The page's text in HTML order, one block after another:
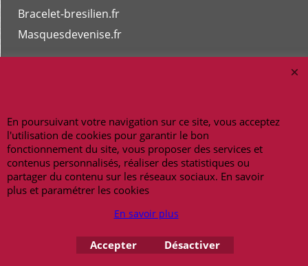
Bracelet-bresilien.fr
Masquesdevenise.fr
Copyright 2026 - amulettes.fr
En poursuivant votre navigation sur ce site, vous acceptez
l'utilisation de cookies pour garantir le bon
fonctionnement du site, vous proposer des services et
contenus personnalisés, réaliser des statistiques ou
partager du contenu sur les réseaux sociaux. En savoir
plus et paramétrer les cookies
En savoir plus
Accepter Désactiver